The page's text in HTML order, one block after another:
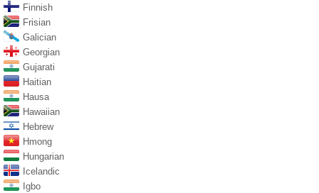
Finnish
Frisian
Galician
Georgian
Gujarati
Haitian
Hausa
Hawaiian
Hebrew
Hmong
Hungarian
Icelandic
Igbo